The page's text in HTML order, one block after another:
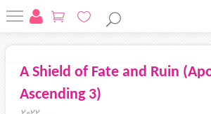
A Shield of Fate and Ruin
Ascending 3)